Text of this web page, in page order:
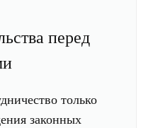
перед
только
законных